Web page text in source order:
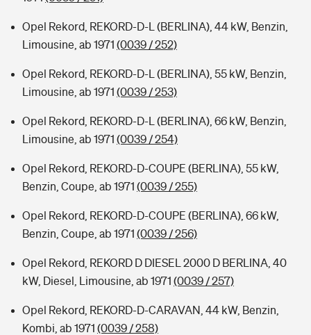
Opel Rekord, REKORD-D-L (BERLINA), 44 kW, Benzin,
Limousine, ab 1971 (0039 / 252)
Opel Rekord, REKORD-D-L (BERLINA), 55 kW, Benzin,
Limousine, ab 1971 (0039 / 253)
Opel Rekord, REKORD-D-L (BERLINA), 66 kW, Benzin,
Limousine, ab 1971 (0039 / 254)
Opel Rekord, REKORD-D-COUPE (BERLINA), 55 kW,
Benzin, Coupe, ab 1971 (0039 / 255)
Opel Rekord, REKORD-D-COUPE (BERLINA), 66 kW,
Benzin, Coupe, ab 1971 (0039 / 256)
Opel Rekord, REKORD D DIESEL 2000 D BERLINA, 40
kW, Diesel, Limousine, ab 1971 (0039 / 257)
Opel Rekord, REKORD-D-CARAVAN, 44 kW, Benzin,
Kombi, ab 1971 (0039 / 258)